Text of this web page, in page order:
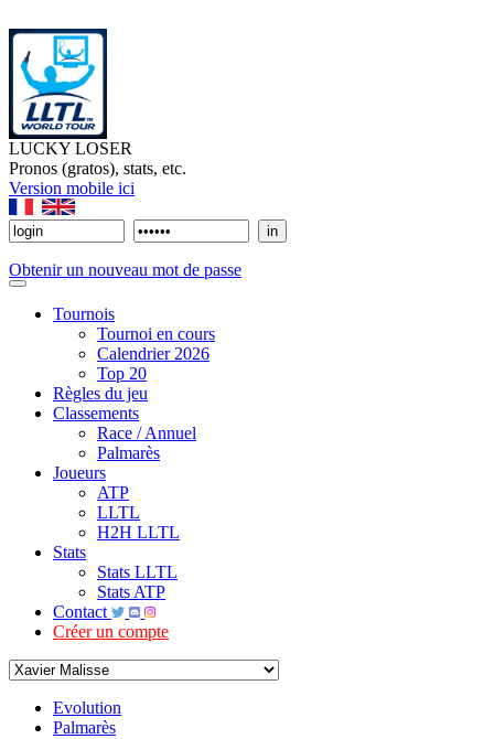
LUCKY LOSER
Pronos (gratos), stats, etc.
Version mobile ici
Obtenir un nouveau mot de passe
Tournois
Tournoi en cours
Calendrier 2026
Top 20
Règles du jeu
Classements
Race / Annuel
Palmarès
Joueurs
ATP
LLTL
H2H LLTL
Stats
Stats LLTL
Stats ATP
Contact
Créer un compte
Evolution
Palmarès